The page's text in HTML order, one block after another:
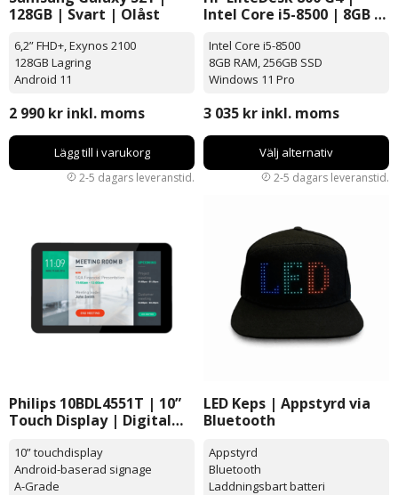
128GB | Svart | Olåst
6,2” FHD+, Exynos 2100
128GB Lagring
Android 11
2 990 kr inkl. moms
Lägg till i varukorg
Intel Core i5-8500 | 8GB |
Pro
Intel Core i5-8500
8GB RAM, 256GB SSD
Windows 11 Pro
3 035 kr inkl. moms
Välj alternativ
Philips 10BDL4551T | 10”
Touch Display | Digital
10” touchdisplay
Android-baserad signage
A-Grade
LED Keps | Appstyrd via
Bluetooth
Appstyrd
Bluetooth
Laddningsbart batteri